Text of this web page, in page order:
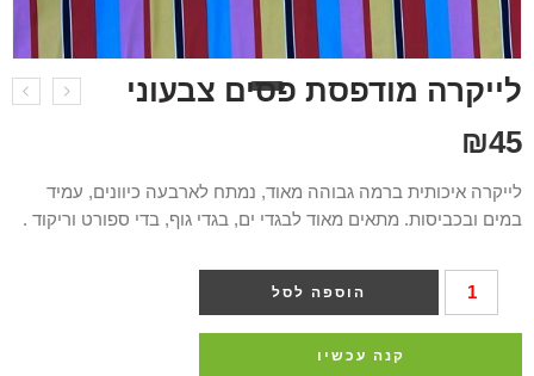
לייקרה מודפסת פסים צבעוני
₪45
לייקרה איכותית ברמה גבוהה מאוד, נמתח לארבעה כיוונים, עמיד
במים ובכביסות. מתאים מאוד לבגדי ים, בגדי גוף, בדי ספורט וריקוד .
הוספה לסל
קנה עכשיו